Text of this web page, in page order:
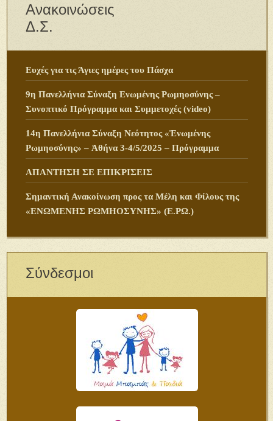
Ανακοινώσεις
Δ.Σ.
Ευχές για τις Άγιες ημέρες του Πάσχα
9η Πανελλήνια Σύναξη Ενωμένης Ρωμηοσύνης –
Συνοπτικό Πρόγραμμα και Συμμετοχές (video)
14η Πανελλήνια Σύναξη Νεότητος «Ἑνωμένης
Ρωμηοσύνης» – Ἀθήνα 3-4/5/2025 – Πρόγραμμα
ΑΠΑΝΤΗΣΗ ΣΕ ΕΠΙΚΡΙΣΕΙΣ
Σημαντική Ανακοίνωση προς τα Μέλη και Φίλους της
«ΕΝΩΜΕΝΗΣ ΡΩΜΗΟΣΥΝΗΣ» (Ε.ΡΩ.)
Σύνδεσμοι